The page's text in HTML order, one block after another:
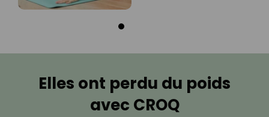
Elles ont perdu du poids
avec CROQ